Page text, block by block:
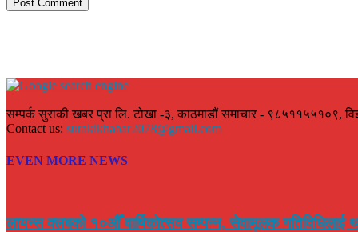
सम्पर्क सुराकी खबर प्रा लि. टोखा -३, काठमाडौं समाचार - ९८५११५५१०९,
Contact us: surakikhabar2078@gmail.com
EVEN MORE NEWS
लायन्स क्लबको १०औँ वार्षिकोत्सव सम्पन्न, सेवामूलक गतिविधिलाई